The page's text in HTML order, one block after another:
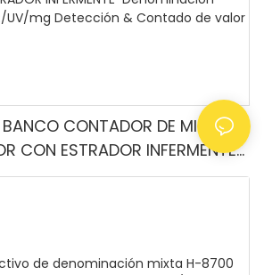
CONTADOR DE MINERO
CON ESTRADOR INFERMENTE-
luz blanca/IR/UV/mg